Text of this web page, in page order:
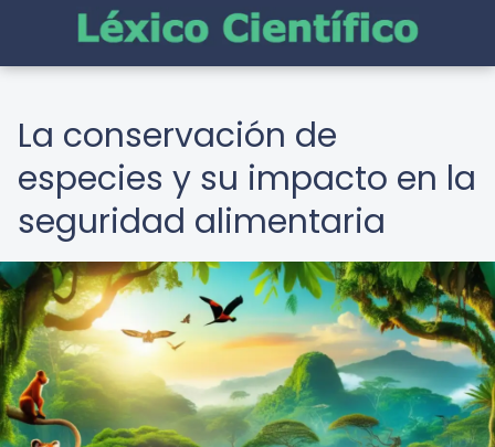
La conservación de
especies y su impacto en la
seguridad alimentaria